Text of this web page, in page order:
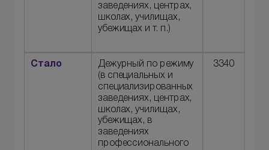
заведениях, центрах,
школах, училищах,
убежищах и т. п.)
Стало Дежурный по режиму
(в специальных и
специализированных
заведениях, центрах,
школах, училищах,
убежищах, в
заведениях
профессионального
3340